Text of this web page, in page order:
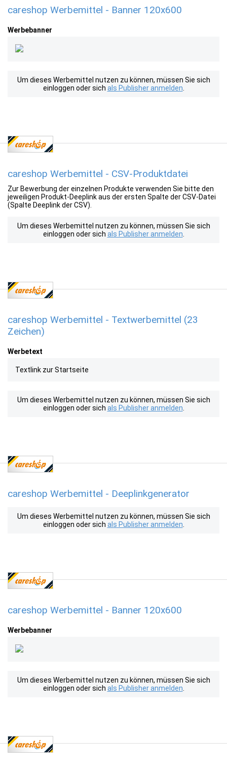
careshop Werbemittel - Banner 120x600
Werbebanner
Um dieses Werbemittel nutzen zu können, müssen Sie sich
einloggen oder sich als Publisher anmelden
careshop Werbemittel - CSV-Produktdatei
Zur Bewerbung der einzelnen Produkte verwenden Sie bitte den
jeweiligen Produkt-Deeplink aus der ersten Spalte der CSV-Datei
(Spalte Deeplink der CSV).
Um dieses Werbemittel nutzen zu können, müssen Sie sich
einloggen oder sich als Publisher anmelden
careshop Werbemittel - Textwerbemittel (23
Zeichen)
Werbetext
Textlink zur Startseite
Um dieses Werbemittel nutzen zu können, müssen Sie sich
einloggen oder sich als Publisher anmelden
careshop Werbemittel - Deeplinkgenerator
Um dieses Werbemittel nutzen zu können, müssen Sie sich
einloggen oder sich als Publisher anmelden
careshop Werbemittel - Banner 120x600
Werbebanner
Um dieses Werbemittel nutzen zu können, müssen Sie sich
einloggen oder sich als Publisher anmelden